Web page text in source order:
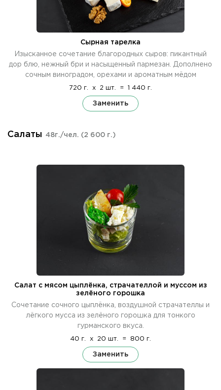
Сырная тарелка
Изысканное сочетание благородных сыров: пикантный
дор блю, нежный бри и насыщенный пармезан. Дополнено
сочным виноградом, орехами и ароматным мёдом
720 г. x 2 шт. = 1 440 г.
Заменить
Салаты 48г./чел. (2 600 г.)
Салат с мясом цыплёнка, страчателлой и муссом из
зелёного горошка
Сочетание сочного цыплёнка, воздушной страчателлы и
лёгкого мусса из зелёного горошка для тонкого
гурманского вкуса.
40 г. x 20 шт. = 800 г.
Заменить